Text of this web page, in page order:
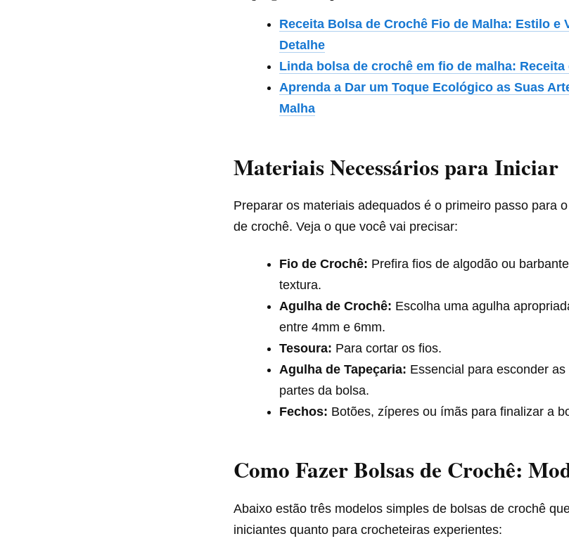
Receita Bolsa de Crochê Fio de Malha: Estilo e
Detalhe
Linda bolsa de crochê em fio de malha: Receita
Aprenda a Dar um Toque Ecológico as Suas
Malha
Materiais Necessários para Iniciar
Preparar os materiais adequados é o primeiro passo para
de crochê. Veja o que você vai precisar:
Fio de Crochê: Prefira fios de algodão ou
textura.
Agulha de Crochê: Escolha uma agulha
entre 4mm e 6mm.
Tesoura: Para cortar os fios.
Agulha de Tapeçaria: Essencial para esconder
partes da bolsa.
Fechos: Botões, zíperes ou ímãs para finalizar a
Como Fazer Bolsas de Crochê:
Abaixo estão três modelos simples de bolsas de crochê
iniciantes quanto para crocheteiras experientes: